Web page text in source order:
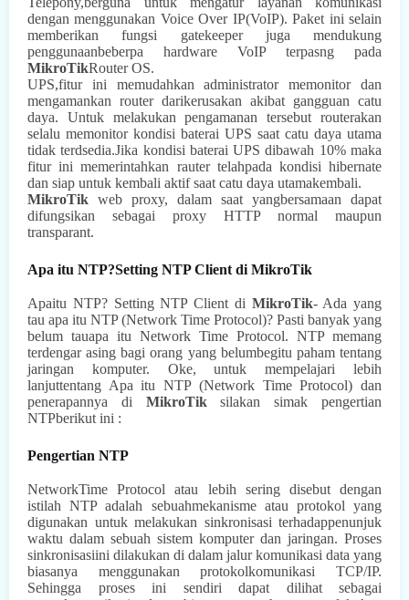
dengan menggunakan Voice Over IP(VoIP). Paket ini selain
memberikan fungsi gatekeeper juga mendukung
penggunaanbeberpa hardware VoIP terpasng pada
MikroTikRouter OS.
UPS,fitur ini memudahkan administrator memonitor dan
mengamankan router darikerusakan akibat gangguan catu
daya. Untuk melakukan pengamanan tersebut routerakan
selalu memonitor kondisi baterai UPS saat catu daya utama
tidak terdsedia.Jika kondisi baterai UPS dibawah 10% maka
fitur ini memerintahkan rauter telahpada kondisi hibernate
dan siap untuk kembali aktif saat catu daya utamakembali.
MikroTik web proxy, dalam saat yangbersamaan dapat
difungsikan sebagai proxy HTTP normal maupun
transparant.
Apa itu NTP?Setting NTP Client di MikroTik
Apaitu NTP? Setting NTP Client di MikroTik- Ada yang
tau apa itu NTP (Network Time Protocol)? Pasti banyak yang
belum tauapa itu Network Time Protocol. NTP memang
terdengar asing bagi orang yang belumbegitu paham tentang
jaringan komputer. Oke, untuk mempelajari lebih
lanjuttentang Apa itu NTP (Network Time Protocol) dan
penerapannya di MikroTiksilakan simak pengertian
NTPberikut ini :
Pengertian NTP
NetworkTime Protocol atau lebih sering disebut dengan
istilah NTP adalah sebuahmekanisme atau protokol yang
digunakan untuk melakukan sinkronisasi terhadappenunjuk
waktu dalam sebuah sistem komputer dan jaringan. Proses
sinkronisasiini dilakukan di dalam jalur komunikasi data yang
biasanya menggunakan protokolkomunikasi TCP/IP.
Sehingga proses ini sendiri dapat dilihat sebagai